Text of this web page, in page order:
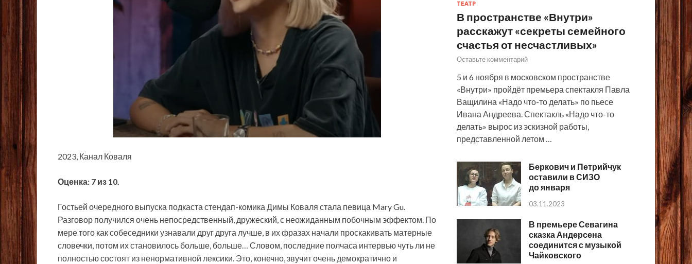
2023, Канал Коваля
Оценка: 7 из 10.
Гостьей очередного выпуска подкаста стендап-комика Димы Коваля стала певица Mary Gu.
Разговор получился очень непосредственный, дружеский, с неожиданным побочным эффектом. По
мере того как собеседники узнавали друг друга лучше, в их фразах начали проскакивать матерные
словечки, потом их становилось больше, больше… Словом, последние полчаса интервью чуть ли не
полностью состоят из ненормативной лексики. Это, конечно, звучит очень демократично и
ТЕАТР
В пространстве «Внутри»
расскажут «секреты семейного
счастья от несчастливых»
Оставьте комментарий
5 и 6 ноября в московском пространстве
«Внутри» пройдёт премьера спектакля Павла
Ващилина «Надо что-то делать» по пьесе
Ивана Андреева. Спектакль «Надо что-то
делать» вырос из эскизной работы,
представленной летом …
Беркович и Петрийчук
оставили в СИЗО
до января
03.11.2023
В премьере Севагина
сказка Андерсена
соединится с музыкой
Чайковского